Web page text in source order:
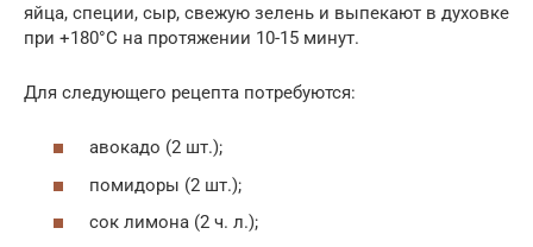
яйца, специи, сыр, свежую зелень и выпекают в духовке
при +180°С на протяжении 10-15 минут.
Для следующего рецепта потребуются:
авокадо (2 шт.);
помидоры (2 шт.);
сок лимона (2 ч. л.);